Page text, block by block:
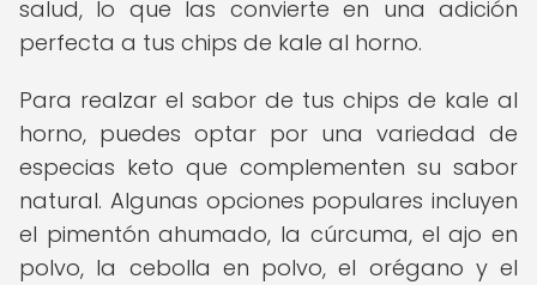
salud, lo que las convierte en una adición
perfecta a tus chips de kale al horno.
Para realzar el sabor de tus chips de kale al
horno, puedes optar por una variedad de
especias keto que complementen su sabor
natural. Algunas opciones populares incluyen
el pimentón ahumado, la cúrcuma, el ajo en
polvo, la cebolla en polvo, el orégano y el